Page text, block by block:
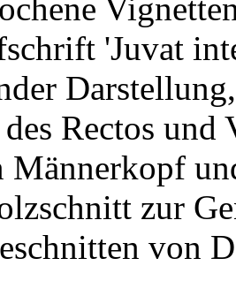
'Juvat
Rectos und
zur
von